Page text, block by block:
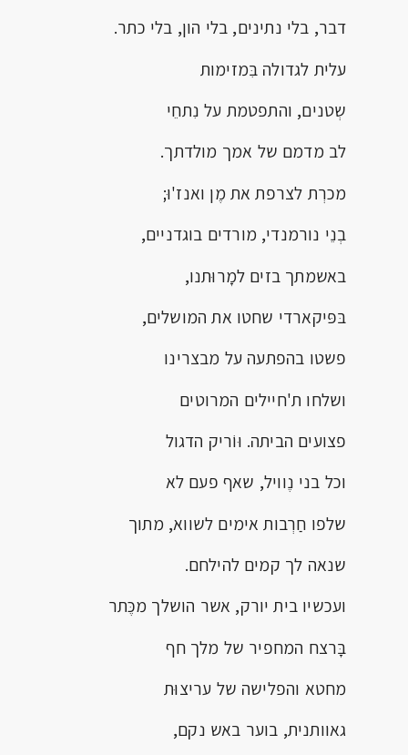
דבר, בלי נתינים, בלי הון, בלי כתר.
עלית לגדולה בִּמזימות
שְטנים, והתפטמת על נִתחֵי
לב מדמם של אמך מולדתך.
מכרְת לצרפת את מֶן ואנז'וּ;
בְנֵי נורמנדי, מורדים בוגדניים,
באשמתך בזים למָרוּתנו,
בּפּיקארדי שחטו את המושלים,
פשטו בהפתעה על מבצרינו
ושלחו ת'חיילים המרוטים
פצועים הביתה. וּוֹריק הדגול
וכל בני נֶוויל, שאף פעם לא
שלפו חַרְבות אימים לשווא, מתוך
שנאה לך קמים להילחם.
ועכשיו בית יורק, אשר הושלך מכֶּתר
בָּרצח המחפיר של מלך חף
מחטא והפלישה של עריצוּת
גאוותנית, בוער באש נקם,